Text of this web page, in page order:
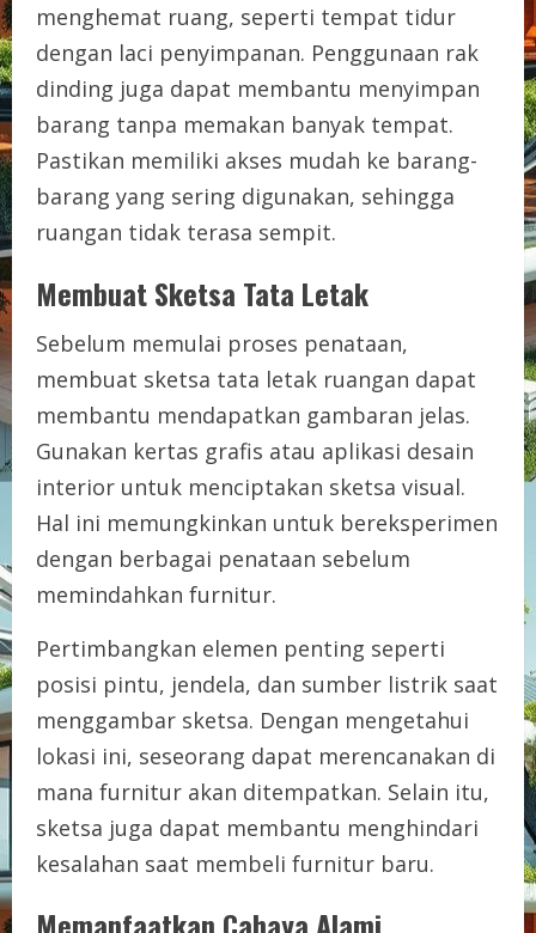
menghemat ruang, seperti tempat tidur
dengan laci penyimpanan. Penggunaan rak
dinding juga dapat membantu menyimpan
barang tanpa memakan banyak tempat.
Pastikan memiliki akses mudah ke barang-
barang yang sering digunakan, sehingga
ruangan tidak terasa sempit.
Membuat Sketsa Tata Letak
Sebelum memulai proses penataan,
membuat sketsa tata letak ruangan dapat
membantu mendapatkan gambaran jelas.
Gunakan kertas grafis atau aplikasi desain
interior untuk menciptakan sketsa visual.
Hal ini memungkinkan untuk bereksperimen
dengan berbagai penataan sebelum
memindahkan furnitur.
Pertimbangkan elemen penting seperti
posisi pintu, jendela, dan sumber listrik saat
menggambar sketsa. Dengan mengetahui
lokasi ini, seseorang dapat merencanakan di
mana furnitur akan ditempatkan. Selain itu,
sketsa juga dapat membantu menghindari
kesalahan saat membeli furnitur baru.